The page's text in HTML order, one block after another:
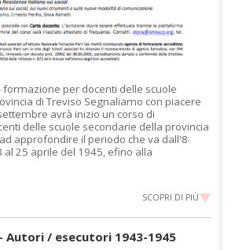
formazione per docenti delle scuole
di Treviso Segnaliamo con piacere
avrà inizio un corso di
delle scuole secondarie della provincia
approfondire il periodo che va dall'8
25 aprile del 1945, efino alla
SCOPRI DI PIÙ
Autori / esecutori 1943-1945